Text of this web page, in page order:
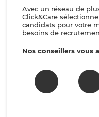
Avec un réseau de
Click&Care
candidats pour votre
besoins de
Nos conseillers vous